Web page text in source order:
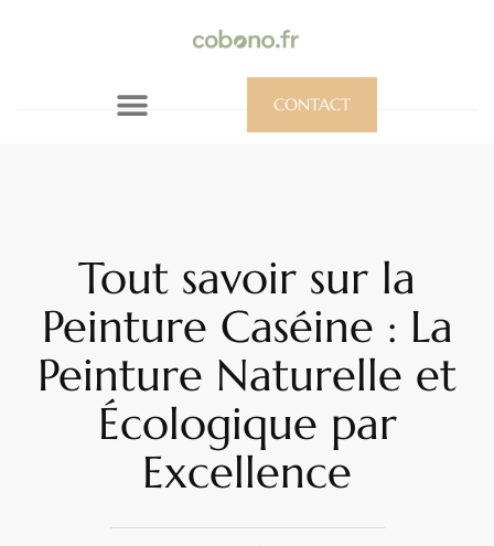
CONTACT
Tout savoir sur la
Peinture Caséine : La
Peinture Naturelle et
Écologique par
Excellence